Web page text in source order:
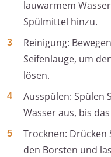
lauwarmem
Spülmittel hinzu.
Reinigung:
Seifenlauge, um
lösen.
Ausspülen: Spülen
Wasser aus, bis
Trocknen: Drücken
den Borsten und